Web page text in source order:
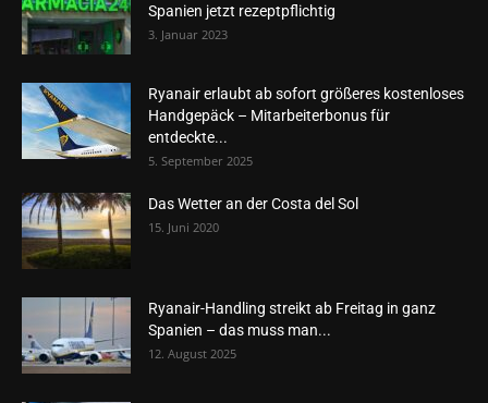
Spanien jetzt rezeptpflichtig
3. Januar 2023
Ryanair erlaubt ab sofort größeres kostenloses
Handgepäck – Mitarbeiterbonus für
entdeckte...
5. September 2025
Das Wetter an der Costa del Sol
15. Juni 2020
Ryanair-Handling streikt ab Freitag in ganz
Spanien – das muss man...
12. August 2025